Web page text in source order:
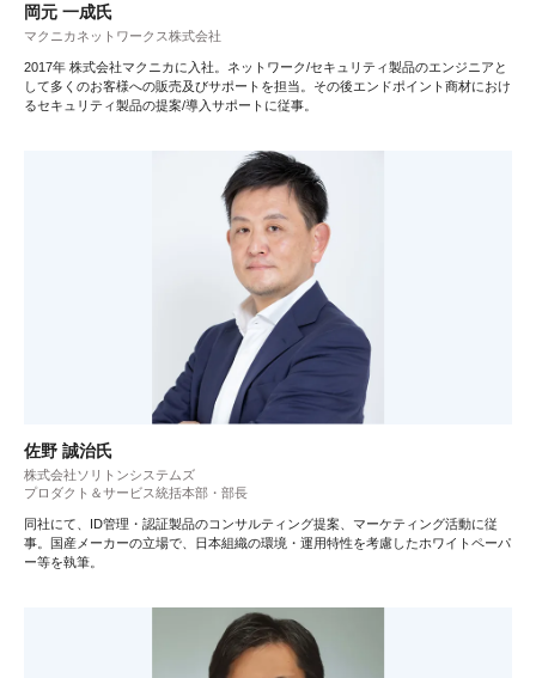
岡元 一成氏
マクニカネットワークス株式会社
2017年 株式会社マクニカに入社。ネットワーク/セキュリティ製品のエンジニアと
して多くのお客様への販売及びサポートを担当。その後エンドポイント商材におけ
るセキュリティ製品の提案/導入サポートに従事。
佐野 誠治氏
株式会社ソリトンシステムズ
プロダクト＆サービス統括本部・部長
同社にて、ID管理・認証製品のコンサルティング提案、マーケティング活動に従
事。国産メーカーの立場で、日本組織の環境・運用特性を考慮したホワイトペーパ
ー等を執筆。